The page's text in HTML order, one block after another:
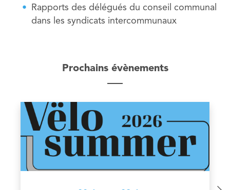
Rapports des délégués du conseil communal
dans les syndicats intercommunaux
Prochains évènements